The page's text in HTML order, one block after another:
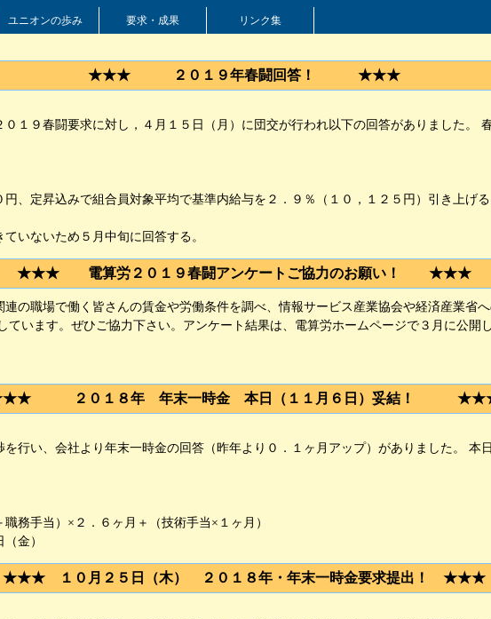
ユニオンの歩み 要求・成果 リンク集
★★★ ２０１９年春闘回答！ ★★★
１９春闘要求に対し，４月１５日（月）に団交が行われ以下の回答がありました。
定昇込みで組合員対象平均で基準内給与を２．９％（１０，１２５円）引き上げる
ていないため５月中旬に回答する。
★★★ 電算労２０１９春闘アンケートご協力のお願い！ ★★★
の職場で働く皆さんの賃金や労働条件を調べ、情報サービス産業協会や経済産業省
ています。ぜひご協力下さい。アンケート結果は、電算労ホームページで３月に公
２０１８年 年末一時金 本日（１１月６日）妥結！
行い、会社より年末一時金の回答（昨年より０．１ヶ月アップ）がありました。 本
手当）×２．６ヶ月＋（技術手当×１ヶ月）
金）
★★★ １０月２５日（木） ２０１８年・年末一時金要求提出！ ★★★